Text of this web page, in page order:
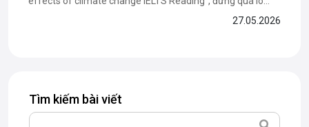
Tìm kiếm bài viết
lắng vì đây là dạng bài dễ khiến nhiều bạn mất điểm ở phần
27.05.2026